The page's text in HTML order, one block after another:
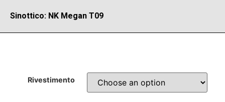
Sinottico: NK Megan T09
Rivestimento